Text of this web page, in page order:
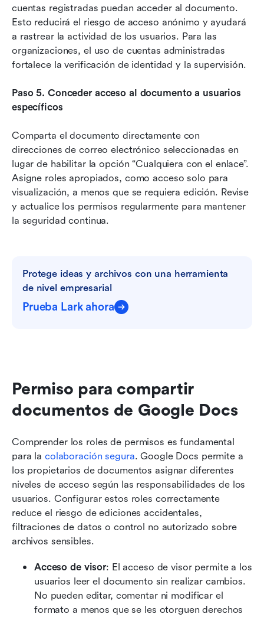
cuentas registradas puedan acceder al documento.
Esto reducirá el riesgo de acceso anónimo y ayudará
a rastrear la actividad de los usuarios. Para las
organizaciones, el uso de cuentas administradas
fortalece la verificación de identidad y la supervisión.
Paso 5. Conceder acceso al documento a usuarios
específicos
Comparta el documento directamente con
direcciones de correo electrónico seleccionadas en
lugar de habilitar la opción “Cualquiera con el enlace”.
Asigne roles apropiados, como acceso solo para
visualización, a menos que se requiera edición. Revise
y actualice los permisos regularmente para mantener
la seguridad continua.
Protege ideas y archivos con una herramienta
de nivel empresarial
Prueba Lark ahora
Permiso para compartir
documentos de Google Docs
Comprender los roles de permisos es fundamental
para la colaboración segura. Google Docs permite a
los propietarios de documentos asignar diferentes
niveles de acceso según las responsabilidades de los
usuarios. Configurar estos roles correctamente
reduce el riesgo de ediciones accidentales,
filtraciones de datos o control no autorizado sobre
archivos sensibles.
Acceso de visor: El acceso de visor permite a los
usuarios leer el documento sin realizar cambios.
No pueden editar, comentar ni modificar el
formato a menos que se les otorguen derechos